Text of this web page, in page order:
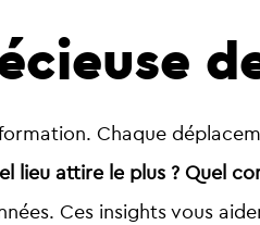
Chaque
lieu attire le plus ? Quel
Ces insights vous